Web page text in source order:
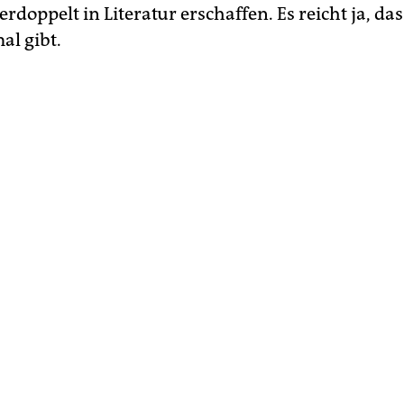
in Literatur erschaffen. Es reicht ja,
gibt.